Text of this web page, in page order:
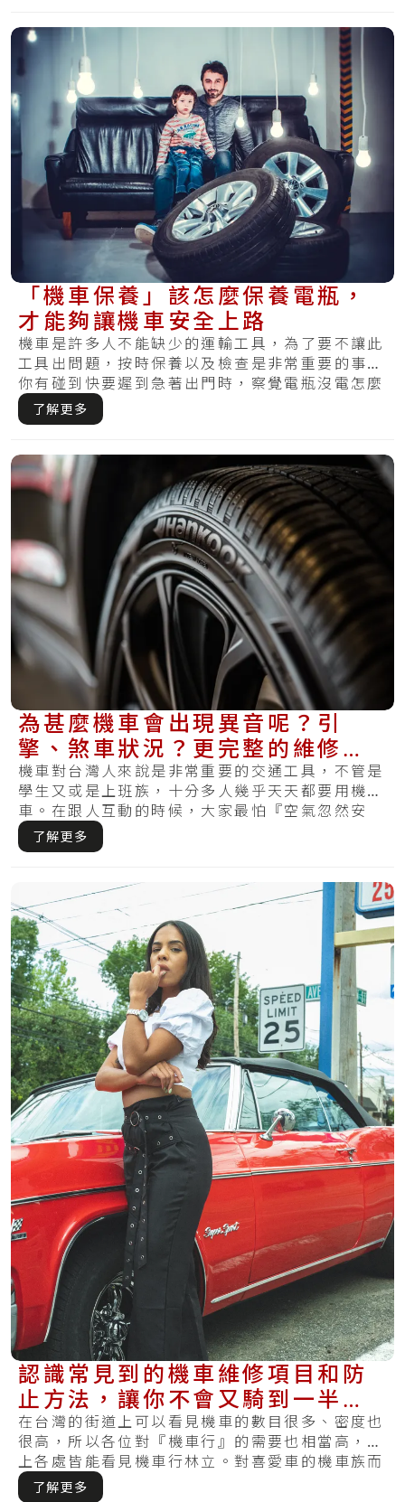
「機車保養」該怎麼保養電瓶，
才能夠讓機車安全上路
機車是許多人不能缺少的運輸工具，為了要不讓此
工具出問題，按時保養以及檢查是非常重要的事。
你有碰到快要遲到急著出門時，察覺電瓶沒電怎麼
樣都.....
了解更多
為甚麼機車會出現異音呢？引
擎、煞車狀況？更完整的維修處
理方式在這裡
機車對台灣人來說是非常重要的交通工具，不管是
學生又或是上班族，十分多人幾乎天天都要用機
車。在跟人互動的時候，大家最怕『空氣忽然安
靜』，但.....
了解更多
認識常見到的機車維修項目和防
止方法，讓你不會又騎到一半狀
況！
在台灣的街道上可以看見機車的數目很多、密度也
很高，所以各位對『機車行』的需要也相當高，街
上各處皆能看見機車行林立。對喜愛車的機車族而
言，.....
了解更多